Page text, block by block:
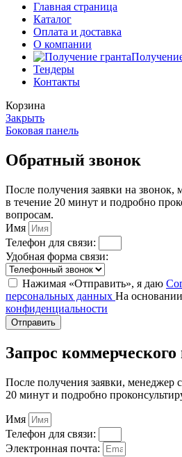
Главная страница
Каталог
Оплата и доставка
О компании
Тендеры
Контакты
Корзина
Закрыть
Боковая панель
Обратный звонок
После получения заявки на звонок,
в течение 20 минут и подробно
вопросам.
Имя
Телефон для связи:
Удобная форма связи:
Нажимая «Отправить», я даю
персональных данных На основании
конфиденциальности
Отправить
Запрос
После получения заявки, менеджер
20 минут и подробно
Имя
Телефон для связи:
Электронная почта: